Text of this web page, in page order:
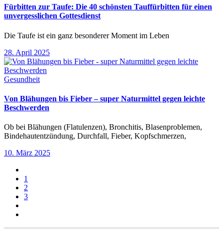
Fürbitten zur Taufe: Die 40 schönsten Tauffürbitten für einen
unvergesslichen Gottesdienst
Die Taufe ist ein ganz besonderer Moment im Leben
28. April 2025
Gesundheit
Von Blähungen bis Fieber – super Naturmittel gegen leichte
Beschwerden
Ob bei Blähungen (Flatulenzen), Bronchitis, Blasenproblemen,
Bindehautentzündung, Durchfall, Fieber, Kopfschmerzen,
10. März 2025
1
2
3